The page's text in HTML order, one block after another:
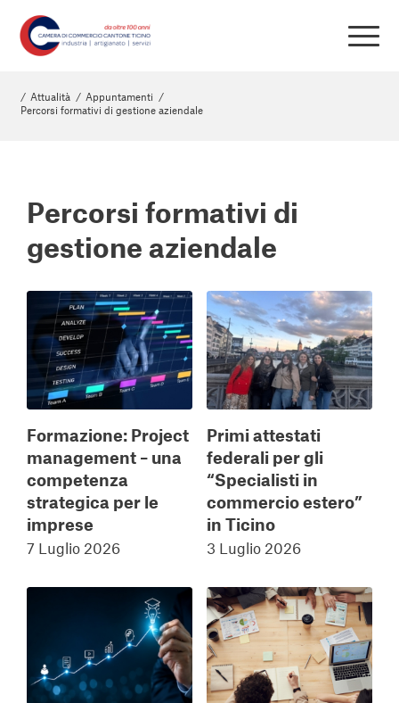
/ Attualità / Appuntamenti /
Percorsi formativi di gestione aziendale
Percorsi formativi di
gestione aziendale
Formazione: Project
management – una
competenza
strategica per le
imprese
7 Luglio 2026
Primi attestati
federali per gli
“Specialisti in
commercio estero”
in Ticino
3 Luglio 2026